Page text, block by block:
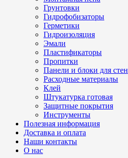
Грунтовки
Гидрофобизаторы
Герметики
Гидроизоляция
Эмали
Пластификаторы
Пропитки
Панели и блоки для стен
Расходные материалы
Клей
Штукатурка готовая
Защитные покрытия
Инструменты
Полезная информация
Доставка и оплата
Наши контакты
О нас